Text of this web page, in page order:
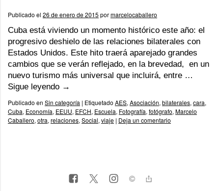
Publicado el 26 de enero de 2015 pormarcelocaballero
Cuba está viviendo un momento histórico este año: el
progresivo deshielo de las relaciones bilaterales con
Estados Unidos. Este hito traerá aparejado grandes
cambios que se verán reflejado, en la brevedad, en un
nuevo turismo más universal que incluirá, entre …
Sigue leyendo →
Publicado en Sin categoría | Etiquetado AES, Asociación, bilaterales, cara,
Cuba, Economía, EEUU, EFCH, Escuela, Fotografía, fotógrafo, Marcelo
Caballero, otra, relaciones, Social, viaje | Deja un comentario